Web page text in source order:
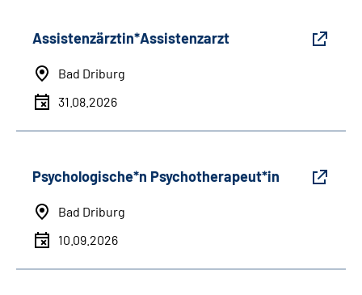
Assistenzärztin*Assistenzarzt
Bad Driburg
31.08.2026
Psychologische*n Psychotherapeut*in
Bad Driburg
10.09.2026